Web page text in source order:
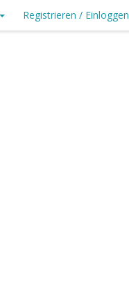
Registrieren / Einloggen